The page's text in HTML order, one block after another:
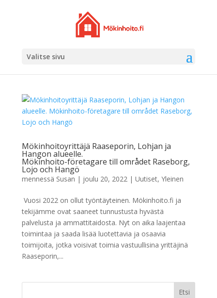
Valitse sivu
Mökinhoitoyrittäjä Raaseporin, Lohjan ja
Hangon alueelle.
Mökinhoito-företagare till området Raseborg,
Lojo och Hangö
mennessä Susan | joulu 20, 2022| Uutiset, Yleinen
Vuosi 2022 on ollut työntäyteinen. Mökinhoito.fi ja
tekijämme ovat saaneet tunnustusta hyvästä
palvelusta ja ammattitaidosta. Nyt on aika laajentaa
toimintaa ja saada lisää luotettavia ja osaavia
toimijoita, jotka voisivat toimia vastuullisina yrittäjinä
Raaseporin,...
Etsi